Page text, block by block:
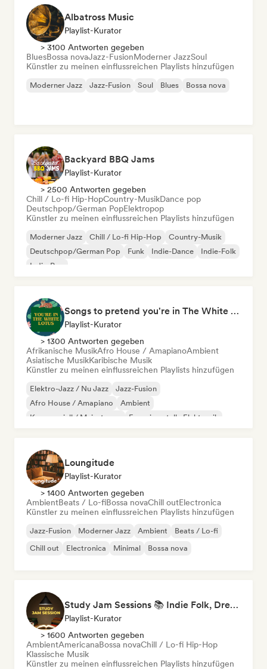
Albatross Music
Playlist-Kurator
> 3100 Antworten gegeben
BluesBossa novaJazz-FusionModerner JazzSoul
Künstler zu meinen einflussreichen Playlists hinzufügen
Moderner Jazz Jazz-Fusion Soul Blues Bossa nova
Backyard BBQ Jams
Playlist-Kurator
> 2500 Antworten gegeben
Chill / Lo-fi Hip-HopCountry-MusikDance pop
Deutschpop/German PopElektropop
Künstler zu meinen einflussreichen Playlists hinzufügen
Moderner Jazz Chill / Lo-fi Hip-Hop
Country-Musik
Deutschpop/German Pop
Funk Indie-Dance
Indie-Folk
Indie-Pop
Songs to pretend you're in The White Lotus
Playlist-Kurator
> 1300 Antworten gegeben
Afrikanische MusikAfro House / AmapianoAmbient
Asiatische MusikKaribische Musik
Künstler zu meinen einflussreichen Playlists hinzufügen
Elektro-Jazz / Nu Jazz
Jazz-Fusion
Afro House / Amapiano
Ambient
Kommerziell / Mainstream
Experimentelle Elektronik
Loungitude
Playlist-Kurator
> 1400 Antworten gegeben
AmbientBeats / Lo-fiBossa novaChill outElectronica
Künstler zu meinen einflussreichen Playlists hinzufügen
Jazz-Fusion Moderner Jazz Ambient
Beats / Lo-fi
Chill out
Electronica Minimal Bossa nova
Study Jam Sessions 📚 Indie Folk, Dream Pop & Singer-Songwriter
Playlist-Kurator
> 1600 Antworten gegeben
AmbientAmericanaBossa novaChill / Lo-fi Hip-Hop
Klassische Musik
Künstler zu meinen einflussreichen Playlists hinzufügen